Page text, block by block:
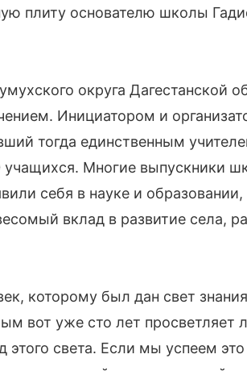
плиту основателю школы
округа Дагестанской
Инициатором и
тогда единственным
учащихся. Многие выпускники
себя в науке и образовании,
вклад в развитие села,
которому был дан свет
вот уже сто лет просветляет
света. Если мы успеем это